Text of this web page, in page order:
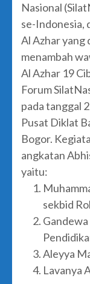
Nasional
se-Indonesia,
Al Azhar yang
menambah
Al Azhar 19
Forum
pada tanggal
Pusat Diklat
Bogor.
angkatan
yaitu:
sekbid
Aleyya
Lavanya